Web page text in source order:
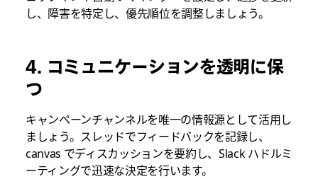
し、障害を特定し、優先順位を調整しましょう。
4. コミュニケーションを透明に保
つ
キャンペーンチャンネルを唯一の情報源として活用し
ましょう。スレッドでフィードバックを記録し、
canvas でディスカッションを要約し、Slack ハドルミ
ーティングで迅速な決定を行います。